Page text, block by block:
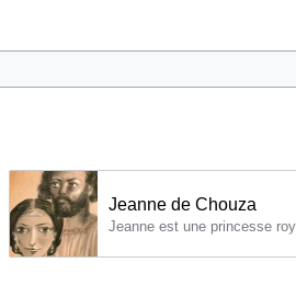
Jeanne de Chouza